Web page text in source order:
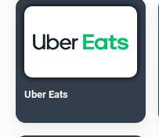
Uber Eats